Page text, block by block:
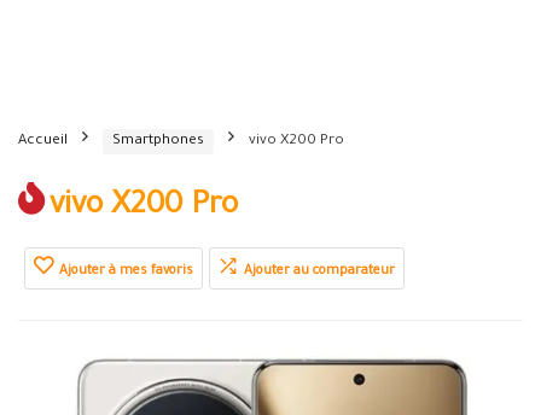
Accueil Smartphones vivo X200 Pro
vivo X200 Pro
Ajouter à mes favoris Ajouter au comparateur